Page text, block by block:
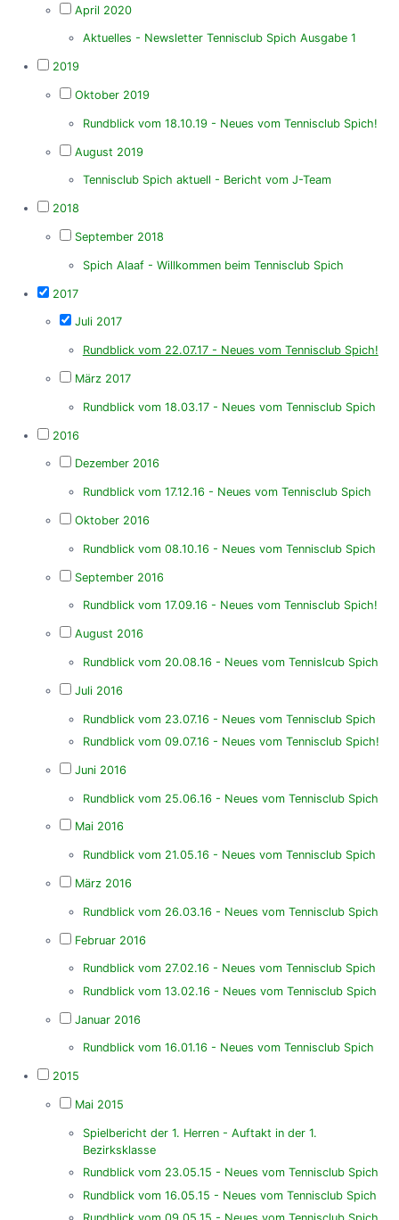
April 2020
Aktuelles - Newsletter Tennisclub Spich Ausgabe 1
2019
Oktober 2019
Rundblick vom 18.10.19 - Neues vom Tennisclub Spich!
August 2019
Tennisclub Spich aktuell - Bericht vom J-Team
2018
September 2018
Spich Alaaf - Willkommen beim Tennisclub Spich
2017
Juli 2017
Rundblick vom 22.07.17 - Neues vom Tennisclub Spich!
März 2017
Rundblick vom 18.03.17 - Neues vom Tennisclub Spich
2016
Dezember 2016
Rundblick vom 17.12.16 - Neues vom Tennisclub Spich
Oktober 2016
Rundblick vom 08.10.16 - Neues vom Tennisclub Spich
September 2016
Rundblick vom 17.09.16 - Neues vom Tennisclub Spich!
August 2016
Rundblick vom 20.08.16 - Neues vom Tennislcub Spich
Juli 2016
Rundblick vom 23.07.16 - Neues vom Tennisclub Spich
Rundblick vom 09.07.16 - Neues vom Tennisclub Spich!
Juni 2016
Rundblick vom 25.06.16 - Neues vom Tennisclub Spich
Mai 2016
Rundblick vom 21.05.16 - Neues vom Tennisclub Spich
März 2016
Rundblick vom 26.03.16 - Neues vom Tennisclub Spich
Februar 2016
Rundblick vom 27.02.16 - Neues vom Tennisclub Spich
Rundblick vom 13.02.16 - Neues vom Tennisclub Spich
Januar 2016
Rundblick vom 16.01.16 - Neues vom Tennisclub Spich
2015
Mai 2015
Spielbericht der 1. Herren - Auftakt in der 1.
Bezirksklasse
Rundblick vom 23.05.15 - Neues vom Tennisclub Spich
Rundblick vom 16.05.15 - Neues vom Tennisclub Spich